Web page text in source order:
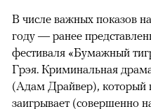
В числе важных показов
году — ранее
фестиваля «Бумажный
Грэя. Криминальная
(Адам Драйвер), который
заигрывает (совершенно